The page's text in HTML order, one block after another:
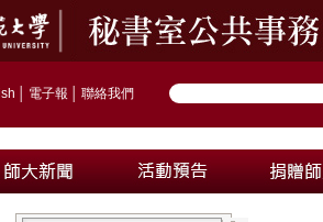
電子報 聯絡我們